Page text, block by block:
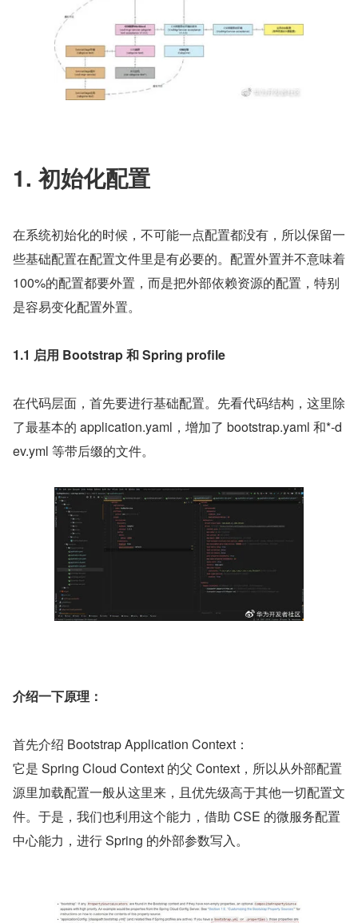
1. 初始化配置
在系统初始化的时候，不可能一点配置都没有，所以保留一
些基础配置在配置文件里是有必要的。配置外置并不意味着
100%的配置都要外置，而是把外部依赖资源的配置，特别
是容易变化配置外置。
1.1 启用 Bootstrap 和 Spring profile
在代码层面，首先要进行基础配置。先看代码结构，这里除
了最基本的 application.yaml，增加了 bootstrap.yaml 和*-d
ev.yml 等带后缀的文件。
介绍一下原理：
首先介绍 Bootstrap Application Context：
它是 Spring Cloud Context 的父 Context，所以从外部配置
源里加载配置一般从这里来，且优先级高于其他一切配置文
件。于是，我们也利用这个能力，借助 CSE 的微服务配置
中心能力，进行 Spring 的外部参数写入。